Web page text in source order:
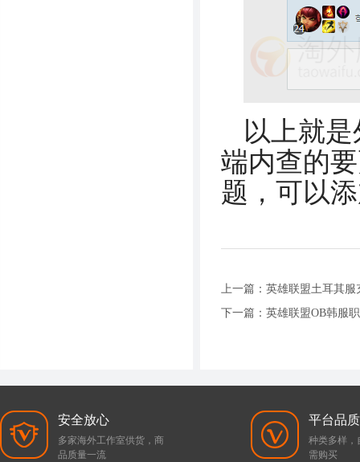
以上就
端内查的
题，可以
上一篇： 英雄联盟土耳其
下一篇： 英雄联盟OB韩服
安全放心
多家海外工作室供货，商
品质量一流
平台品质
种类多样，
需购买